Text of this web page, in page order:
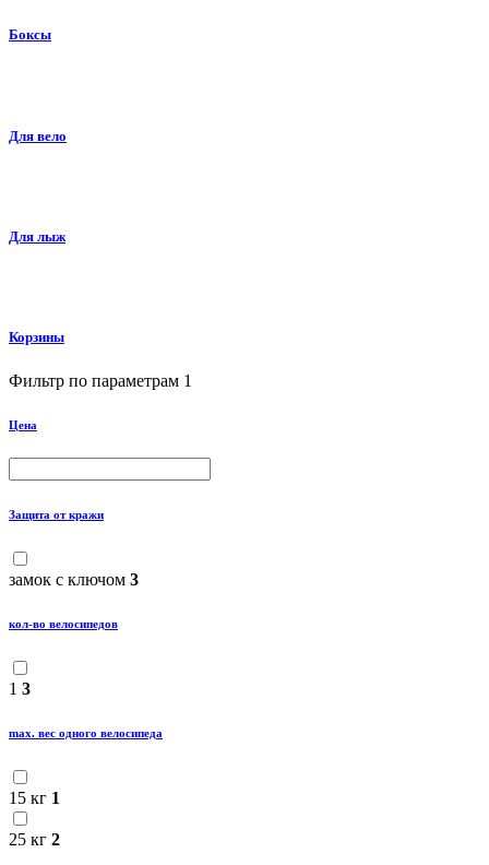
Боксы
Для вело
Для лыж
Корзины
Фильтр по параметрам 1
Цена
Защита от кражи
замок с ключом 3
кол-во велосипедов
1 3
maх. вес одного велосипеда
15 кг 1
25 кг 2